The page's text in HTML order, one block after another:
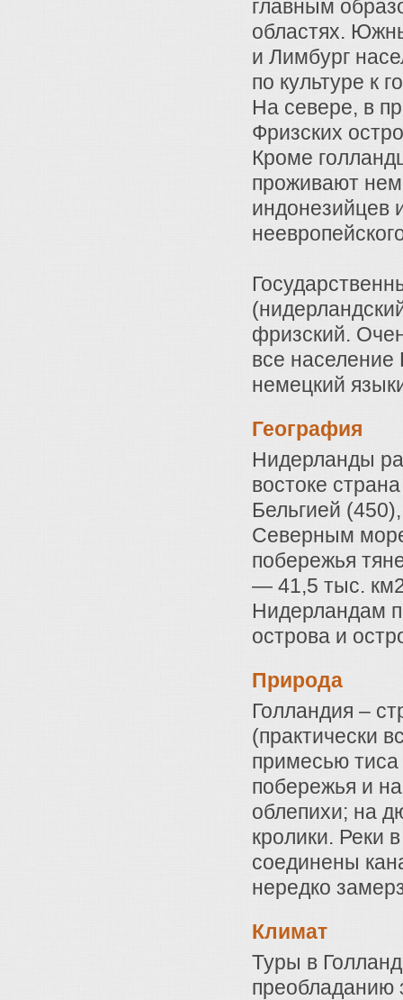
главным
областях.
и Лимбург
по культуре к
На севере, в
Фризских
Кроме
проживают
индонезийцев
фризский.
все население
немецкий
География
Нидерланды
востоке
Бельгией
Северным
побережья
— 41,5 тыс.
Нидерландам
острова и
Природа
Голландия –
(практически
примесью
побережья и
облепихи; на
кролики. Реки
соединены
нередко
Климат
Туры в
преобладанию